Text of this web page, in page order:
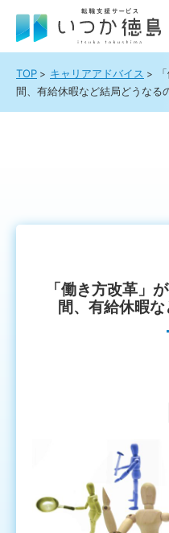
TOP キャリアアドバイス
間、有給休暇など結局どうなる
「働き方改革」
間、有給休暇